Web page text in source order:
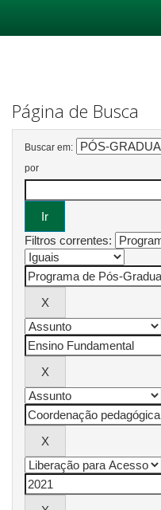
Página de Busca
Buscar em:
por
Filtros correntes: